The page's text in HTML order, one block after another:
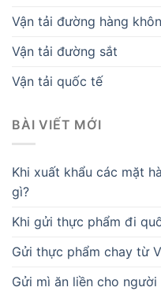
Vận tải đường hàng
Vận tải đường sắt
Vận tải quốc tế
BÀI VIẾT MỚI
Khi xuất khẩu các mặt
gì?
Khi gửi thực phẩm đi
Gửi thực phẩm chay từ
Gửi mì ăn liền cho người